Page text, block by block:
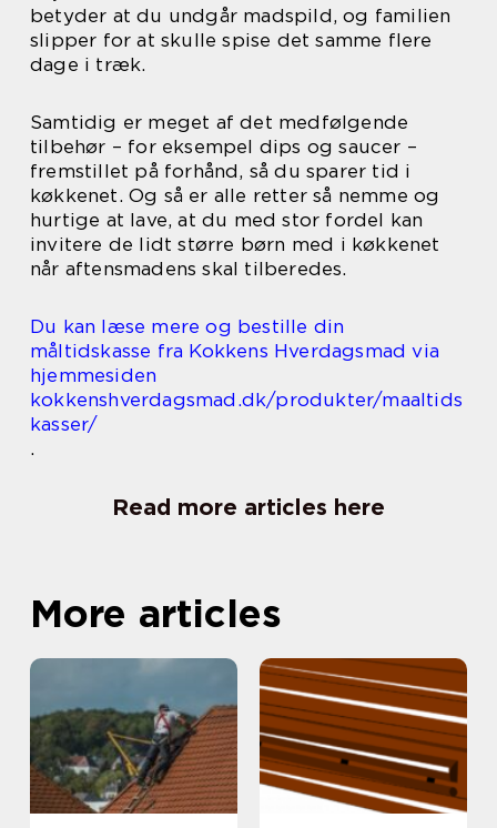
betyder at du undgår madspild, og familien
slipper for at skulle spise det samme flere
dage i træk.
Samtidig er meget af det medfølgende
tilbehør – for eksempel dips og saucer –
fremstillet på forhånd, så du sparer tid i
køkkenet. Og så er alle retter så nemme og
hurtige at lave, at du med stor fordel kan
invitere de lidt større børn med i køkkenet
når aftensmadens skal tilberedes.
Du kan læse mere og bestille din
måltidskasse fra Kokkens Hverdagsmad via
hjemmesiden
kokkenshverdagsmad.dk/produkter/maaltids
kasser/
.
Read more articles here
More articles